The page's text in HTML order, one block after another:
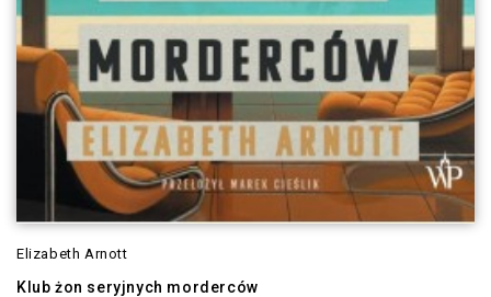
Elizabeth Arnott
Klub żon seryjnych morderców